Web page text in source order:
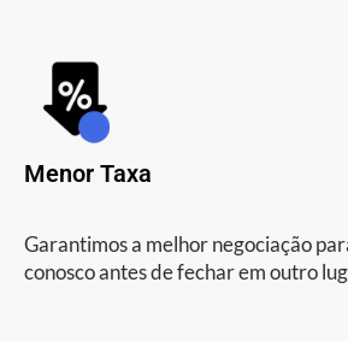
Menor Taxa
Garantimos a melhor negociação
conosco antes de fechar em outro